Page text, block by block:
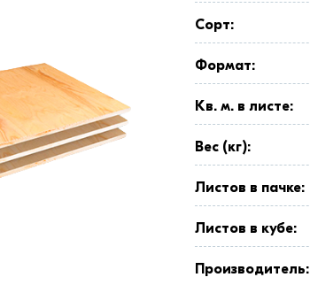
Сорт:
Формат:
Кв. м. в листе:
Вес (кг):
Листов в пачке:
Листов в кубе:
Производитель: